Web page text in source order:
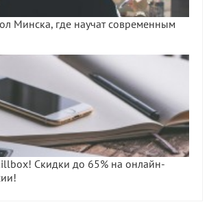
Минска, где научат современным
Скидки до 65% на онлайн-